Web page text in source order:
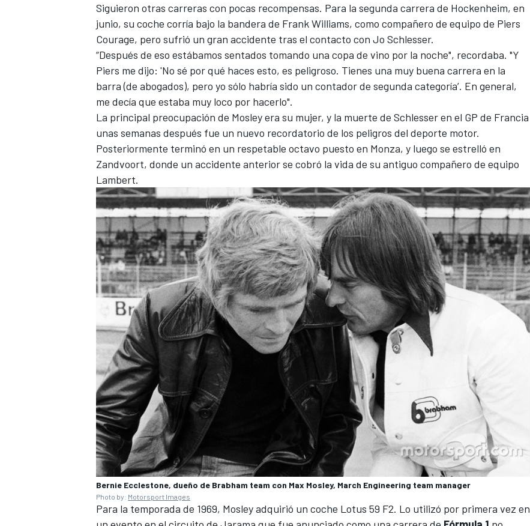
Siguieron otras carreras con pocas recompensas. Para la segunda carrera de Hockenheim, en
junio, su coche corría bajo la bandera de Frank Williams, como compañero de equipo de Piers
Courage, pero sufrió un gran accidente tras el contacto con Jo Schlesser.
“Después de eso estábamos sentados tomando una copa de vino por la noche", recordaba. "Y
Piers me dijo: 'No sé por qué haces esto, es peligroso. Tienes una muy buena carrera en la
barra (de abogados), pero yo sólo habría sido un contador de segunda categoría’. En general,
me decía que estaba muy loco por hacerlo".
La principal preocupación de Mosley era su mujer, y la muerte de Schlesser en el GP de Francia
unas semanas después fue un nuevo recordatorio de los peligros del deporte motor.
Posteriormente terminó en un respetable octavo puesto en Monza, y luego se estrelló en
Zandvoort, donde un accidente anterior se cobró la vida de su antiguo compañero de equipo
Lambert.
Bernie Ecclestone, dueño de Brabham team con Max Mosley, March Engineering team manager
Photo by: Motorsport Images
Para la temporada de 1969, Mosley adquirió un coche Lotus 59 F2. Lo utilizó por primera vez en